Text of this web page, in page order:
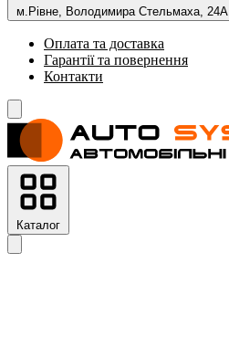
м.Рівне, Володимира Стельмаха, 24А
Оплата та доставка
Гарантії та повернення
Контакти
Каталог